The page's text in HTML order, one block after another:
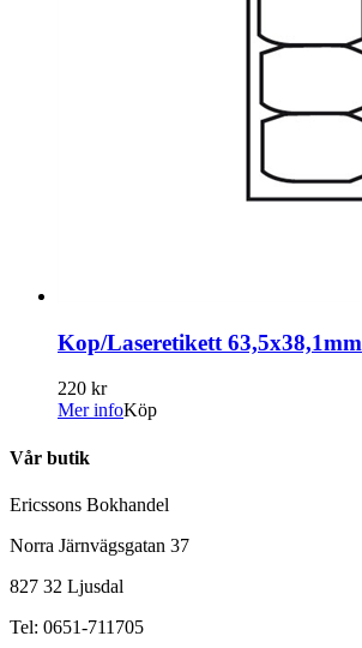
Kop/Laseretikett 63,5x38,1mm
220 kr
Mer infoKöp
Vår butik
Ericssons Bokhandel
Norra Järnvägsgatan 37
827 32 Ljusdal
Tel: 0651-711705